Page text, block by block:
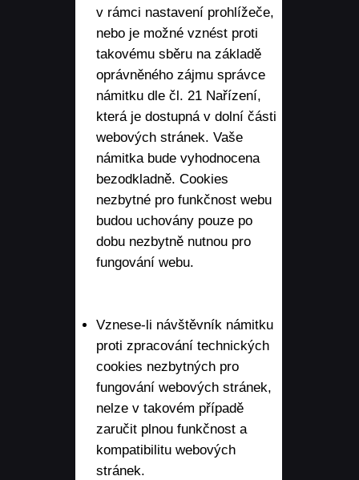
v rámci nastavení prohlížeče,
nebo je možné vznést proti
takovému sběru na základě
oprávněného zájmu správce
námitku dle čl. 21 Nařízení,
která je dostupná v dolní části
webových stránek. Vaše
námitka bude vyhodnocena
bezodkladně. Cookies
nezbytné pro funkčnost webu
budou uchovány pouze po
dobu nezbytně nutnou pro
fungování webu.
Vznese-li návštěvník námitku
proti zpracování technických
cookies nezbytných pro
fungování webových stránek,
nelze v takovém případě
zaručit plnou funkčnost a
kompatibilitu webových
stránek.